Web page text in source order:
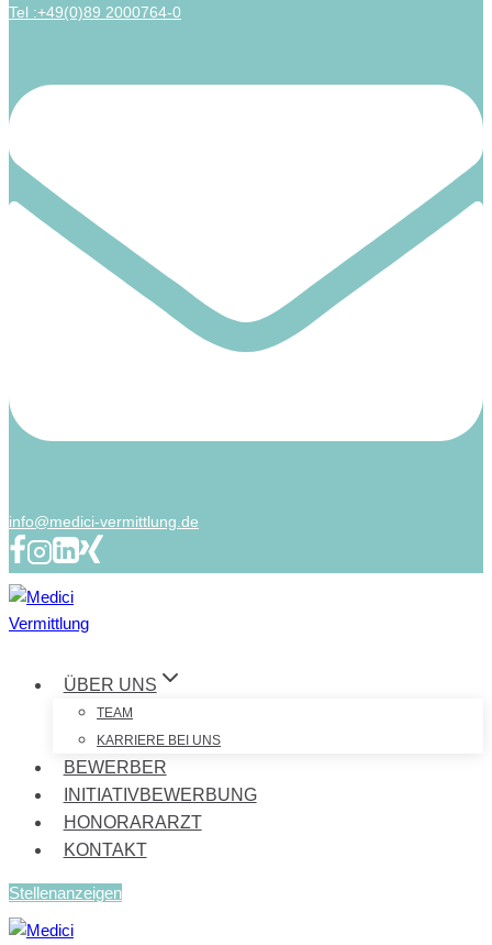
Tel :+49(0)89 2000764-0
info@medici-vermittlung.de
ÜBER UNS
TEAM
KARRIERE BEI UNS
BEWERBER
INITIATIVBEWERBUNG
HONORARARZT
KONTAKT
Stellenanzeigen